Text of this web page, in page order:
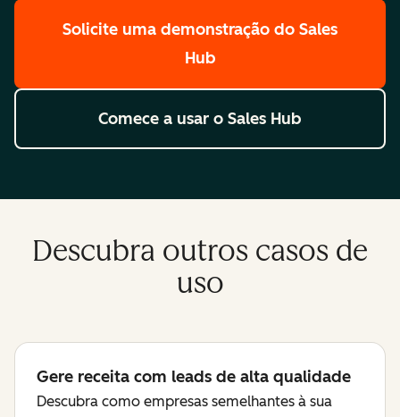
Solicite uma demonstração do Sales
Hub
Comece a usar o Sales Hub
Descubra outros casos de
uso
Gere receita com leads de alta qualidade
Descubra como empresas semelhantes à sua